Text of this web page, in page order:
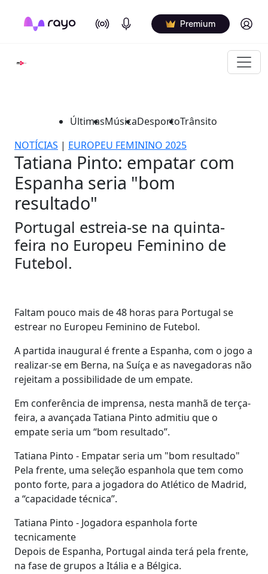
On Air Podcasts Premium Log in
ÚltimasMúsicaDesportoTrânsito
NOTÍCIAS | EUROPEU FEMININO 2025
Tatiana Pinto: empatar com
Espanha seria "bom
resultado"
Portugal estreia-se na quinta-
feira no Europeu Feminino de
Futebol.
Faltam pouco mais de 48 horas para Portugal se
estrear no Europeu Feminino de Futebol.
A partida inaugural é frente a Espanha, com o jogo a
realizar-se em Berna, na Suíça e as navegadoras não
rejeitam a possibilidade de um empate.
Em conferência de imprensa, nesta manhã de terça-
feira, a avançada Tatiana Pinto admitiu que o
empate seria um “bom resultado”.
Tatiana Pinto - Empatar seria um "bom resultado"
Pela frente, uma seleção espanhola que tem como
ponto forte, para a jogadora do Atlético de Madrid,
a “capacidade técnica”.
Tatiana Pinto - Jogadora espanhola forte
tecnicamente
Depois de Espanha, Portugal ainda terá pela frente,
na fase de grupos a Itália e a Bélgica.